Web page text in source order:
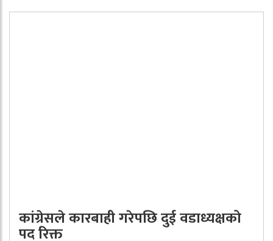
कांग्रेसले कारबाही गरेपछि दुई वडाध्यक्षको
पद रिक्त